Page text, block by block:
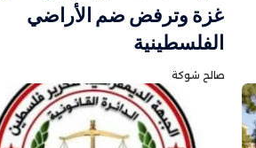
غزة وترفض ضم الأراضي
الفلسطينية
صالح شوكة